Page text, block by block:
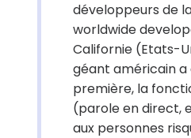
développeurs de
worldwide
Californie (Etats-
géant américain
première, la
(parole en direct,
aux personnes